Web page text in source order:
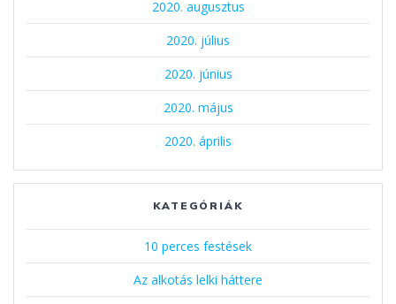
2020. augusztus
2020. július
2020. június
2020. május
2020. április
KATEGÓRIÁK
10 perces festések
Az alkotás lelki háttere